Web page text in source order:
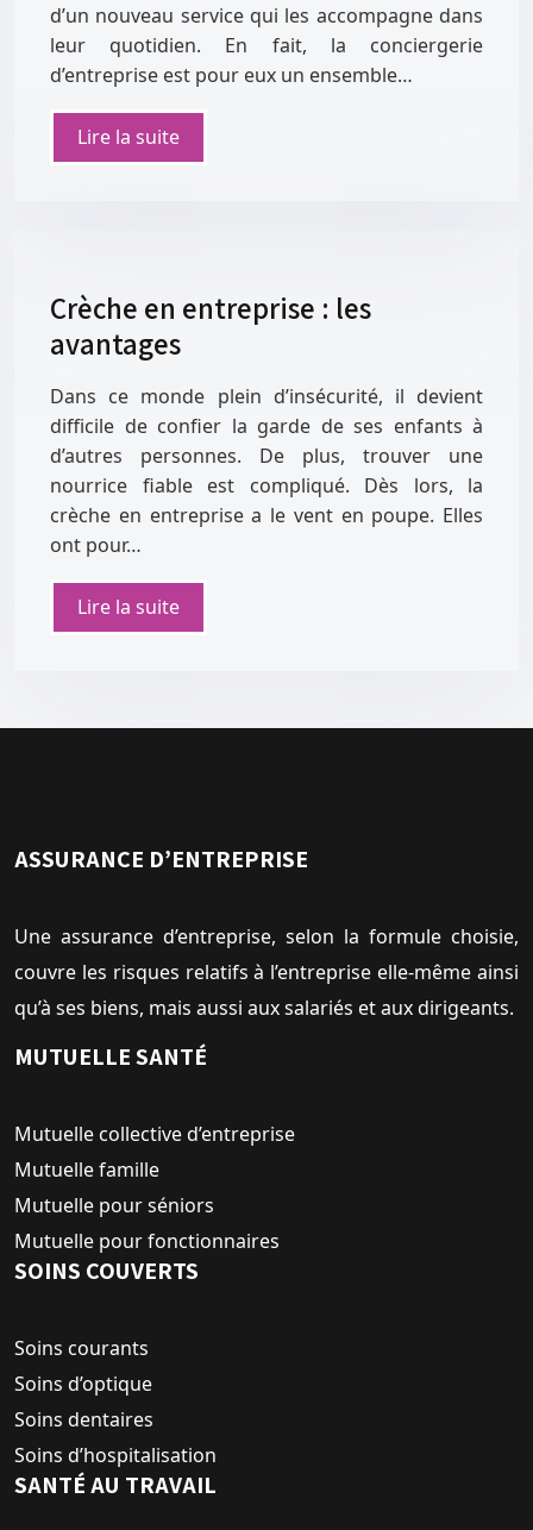
d’un nouveau service qui les accompagne dans
leur quotidien. En fait, la conciergerie
d’entreprise est pour eux un ensemble…
Lire la suite
Crèche en entreprise : les
avantages
Dans ce monde plein d’insécurité, il devient
difficile de confier la garde de ses enfants à
d’autres personnes. De plus, trouver une
nourrice fiable est compliqué. Dès lors, la
crèche en entreprise a le vent en poupe. Elles
ont pour…
Lire la suite
ASSURANCE D’ENTREPRISE
Une assurance d’entreprise, selon la formule choisie,
couvre les risques relatifs à l’entreprise elle-même ainsi
qu’à ses biens, mais aussi aux salariés et aux dirigeants.
MUTUELLE SANTÉ
Mutuelle collective d’entreprise
Mutuelle famille
Mutuelle pour séniors
Mutuelle pour fonctionnaires
SOINS COUVERTS
Soins courants
Soins d’optique
Soins dentaires
Soins d’hospitalisation
SANTÉ AU TRAVAIL